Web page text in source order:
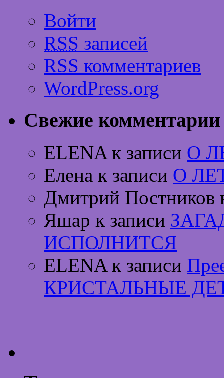
Войти
RSS записей
RSS комментариев
WordPress.org
Свежие комментарии
ELENA к записи О
Елена к записи О
Дмитрий Постников
Яшар к записи
ИСПОЛНИТСЯ
ELENA к записи
КРИСТАЛЬНЫЕ